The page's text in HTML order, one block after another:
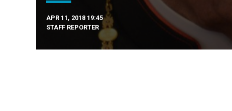
APR 11, 2018 19:45
STAFF REPORTER